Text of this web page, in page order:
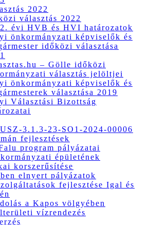
2022
választás 2022
évi HVB és HVI határozatok
önkormányzati képviselők és
időközi választása
– Gölle időközi
választás jelöltjei
önkormányzati képviselők és
választása 2019
Választási Bizottság
3.1.3-23-SO1-2024-00006
fejlesztések
program pályázatai
épületének
korszerűsítése
elnyert pályázatok
fejlesztése Igal és
a Kapos völgyében
vízrendezés